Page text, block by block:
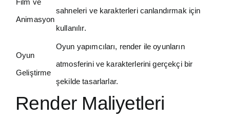
Animasyon
sahneleri ve karakterleri canlandırmak için
kullanılır.
Oyun
Geliştirme
Oyun yapımcıları, render ile oyunların
atmosferini ve karakterlerini gerçekçi bir
şekilde tasarlarlar.
Render Maliyetleri